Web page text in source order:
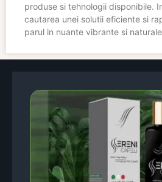
produse si tehnologii disponibile.
cautarea unei solutii eficiente si
parul in nuante vibrante si